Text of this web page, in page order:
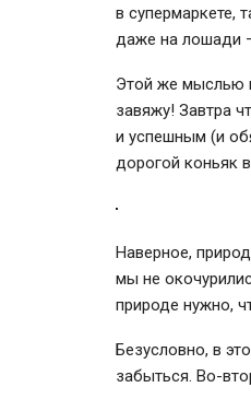
в супермаркете,
даже на лошади
Этой же мыслью
завяжу! Завтра
и успешным (и
дорогой коньяк
Наверное,
мы не
природе нужно,
Безусловно, в
забыться. Во-